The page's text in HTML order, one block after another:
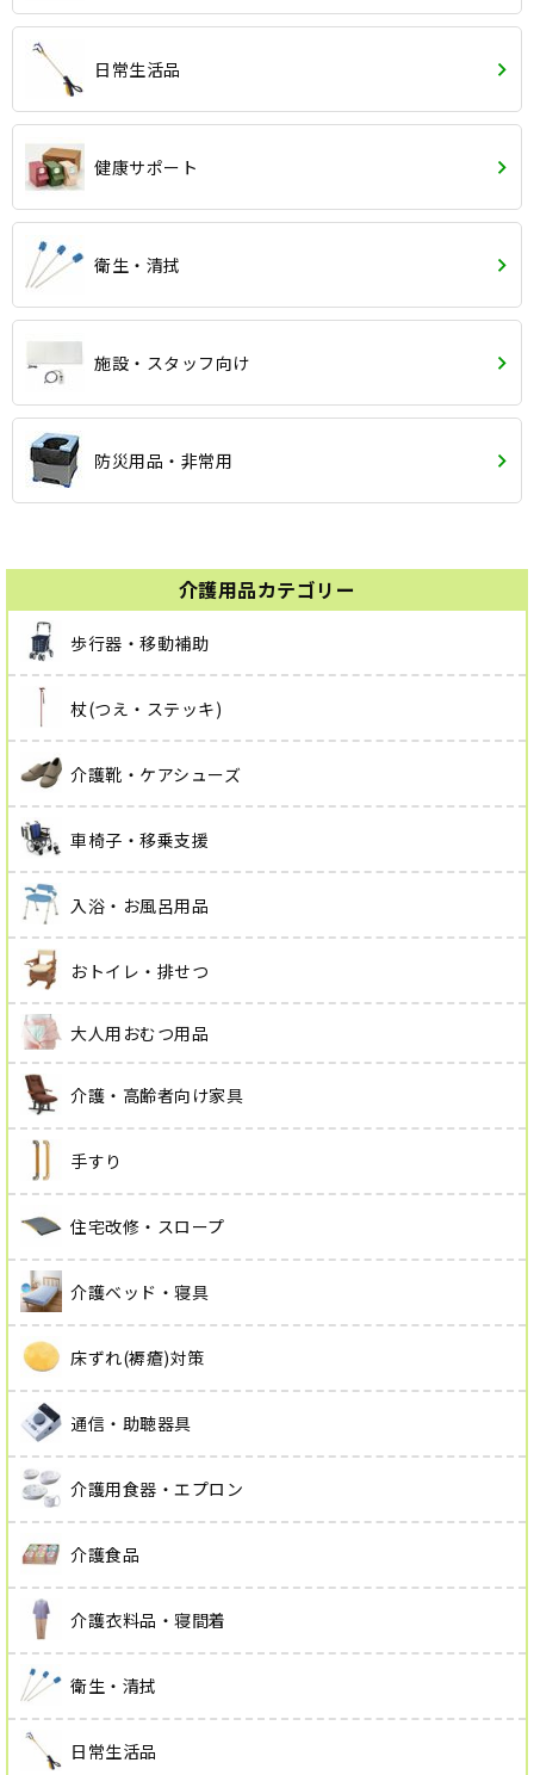
介護用品カテゴリー
歩行器・移動補助
杖(つえ・ステッキ)
介護靴・ケアシューズ
車椅子・移乗支援
入浴・お風呂用品
おトイレ・排せつ
大人用おむつ用品
介護・高齢者向け家具
手すり
住宅改修・スロープ
介護ベッド・寝具
床ずれ(褥瘡)対策
通信・助聴器具
介護用食器・エプロン
介護食品
介護衣料品・寝間着
衛生・清拭
日常生活品
日常生活品
健康サポート
衛生・清拭
施設・スタッフ向け
防災用品・非常用